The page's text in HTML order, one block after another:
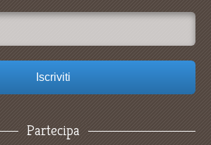
Partecipa